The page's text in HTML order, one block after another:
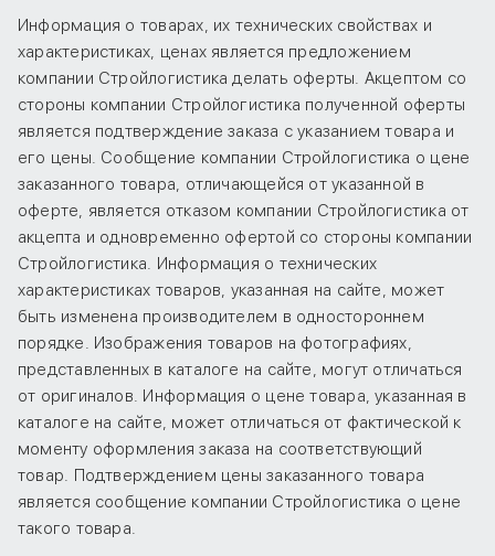
Информация о товарах, их технических свойствах и
характеристиках, ценах является предложением
компании Стройлогистика делать оферты. Акцептом со
стороны компании Стройлогистика полученной оферты
является подтверждение заказа с указанием товара и
его цены. Сообщение компании Стройлогистика о цене
заказанного товара, отличающейся от указанной в
оферте, является отказом компании Стройлогистика от
акцепта и одновременно офертой со стороны компании
Стройлогистика. Информация о технических
характеристиках товаров, указанная на сайте, может
быть изменена производителем в одностороннем
порядке. Изображения товаров на фотографиях,
представленных в каталоге на сайте, могут отличаться
от оригиналов. Информация о цене товара, указанная в
каталоге на сайте, может отличаться от фактической к
моменту оформления заказа на соответствующий
товар. Подтверждением цены заказанного товара
является сообщение компании Стройлогистика о цене
такого товара.